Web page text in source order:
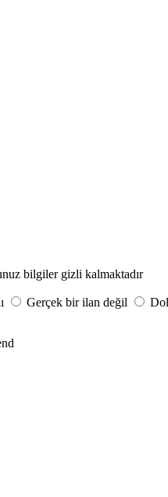
bilgiler gizli kalmaktadır
Gerçek bir ilan değil